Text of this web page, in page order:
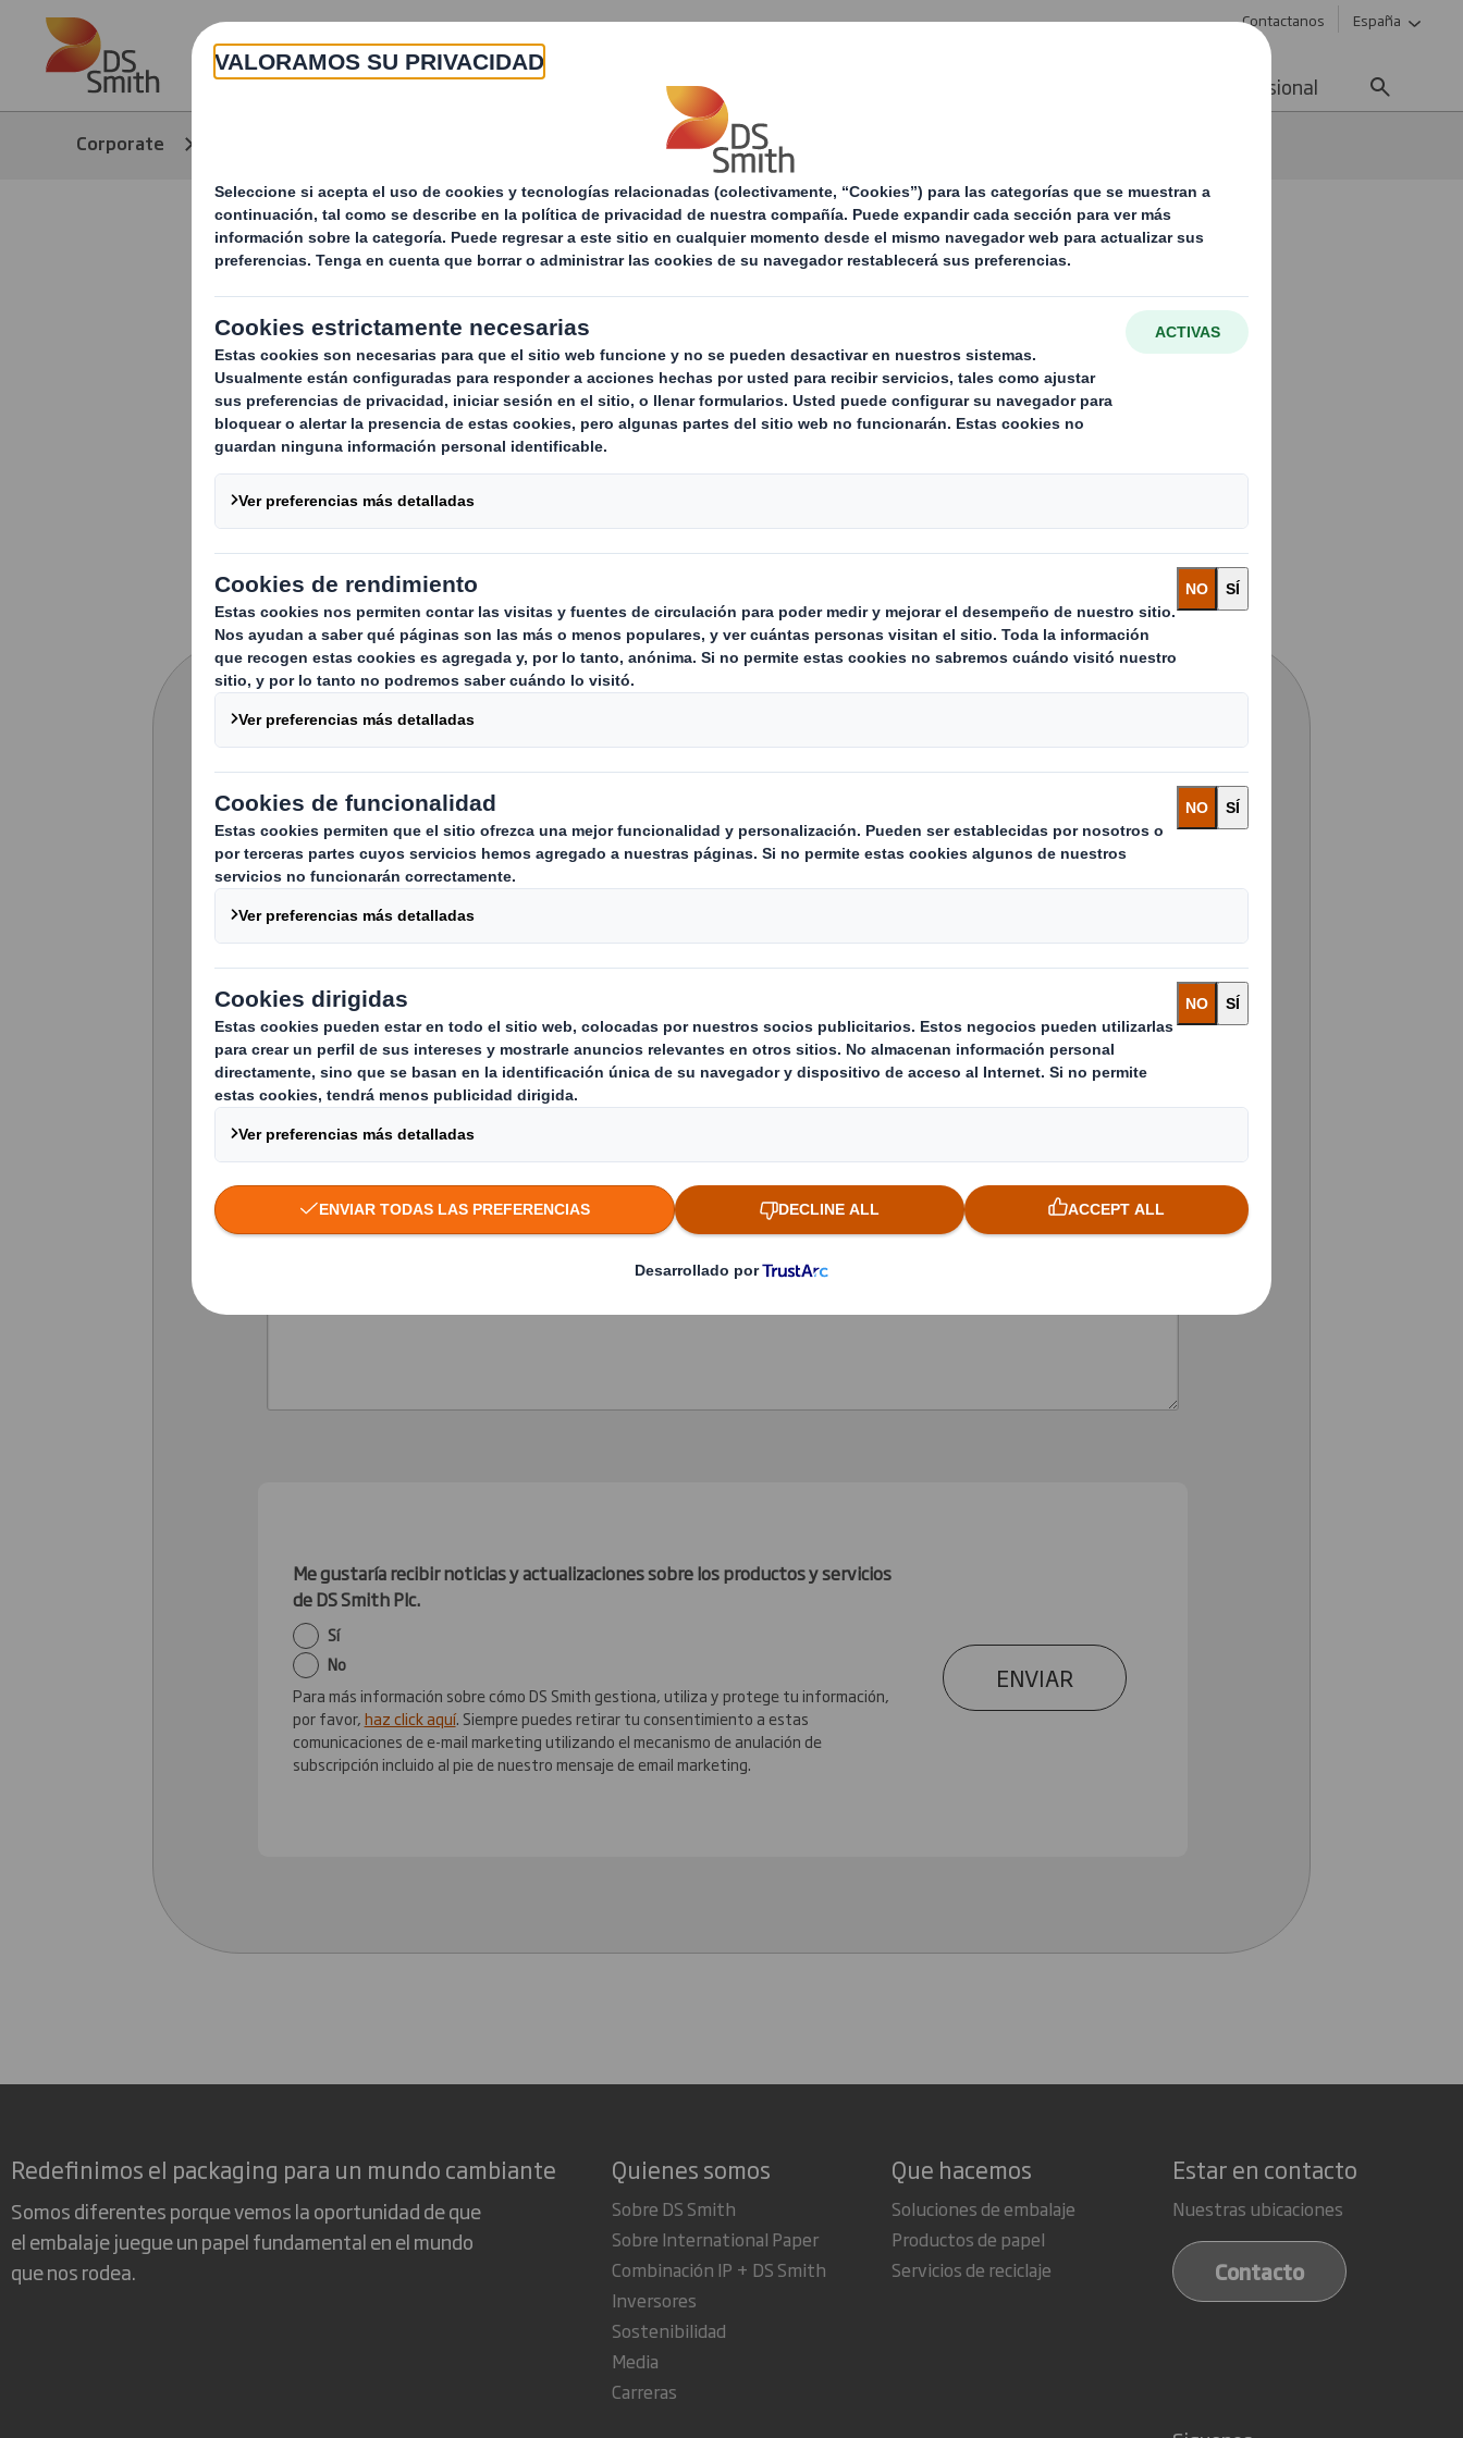
Skip to main content Contactanos España
Acerca de Productos y servicios Carrera profesional
Corporate Contacto carreras, Recursos Humanos y Reclutamiento
Habla con nuestros expertos en
Recursos Humanos y Selección
Por favor, completa el siguiente formulario para que podamos
ayudarte.
Nombre completo
Email
País Ciudad
Adjunta tu cv
Me gustaría recibir noticias y actualizaciones sobre los productos y servicios
de DS Smith Plc.
Sí
No
Para más información sobre cómo DS Smith gestiona, utiliza y protege tu información,
por favor,haz click aquí. Siempre puedes retirar tu consentimiento a estas
comunicaciones de e-mail marketing utilizando el mecanismo de anulación de
subscripción incluido al pie de nuestro mensaje de email marketing.
ENVIAR
Redefinimos el packaging para un mundo cambiante
Somos diferentes porque vemos la oportunidad de que
el embalaje juegue un papel fundamental en el mundo
que nos rodea.
Quienes somos
Sobre DS Smith
Sobre International Paper
Combinación IP + DS Smith
Inversores
Sostenibilidad
Media
Carreras
Que hacemos
Soluciones de embalaje
Productos de papel
Servicios de reciclaje
Estar en contacto
Nuestras ubicaciones
Contacto